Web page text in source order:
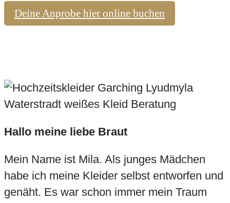
Deine Anprobe hier online buchen
Hallo meine liebe Braut
Mein Name ist Mila. Als junges Mädchen
habe ich meine Kleider selbst entworfen und
genäht. Es war schon immer mein Traum